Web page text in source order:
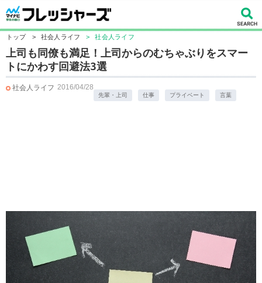
トップ > 社会人ライフ > 社会人ライフ
上司も同僚も満足！上司からのむちゃぶりをスマー
トにかわす回避法3選
社会人ライフ 2016/04/28
先輩・上司 仕事 プライベート 言葉